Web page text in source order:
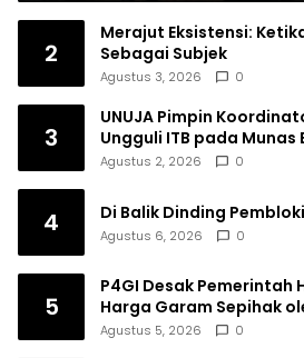
2
Merajut Eksistensi:
Sebagai Subjek
Agustus 3, 2026 0
3
UNUJA Pimpin
Ungguli ITB pada Munas
Agustus 2, 2026 0
4 Di Balik Dinding
Agustus 6, 2026 0
5
P4GI Desak Pemerintah
Harga Garam Sepihak
Agustus 5, 2026 0